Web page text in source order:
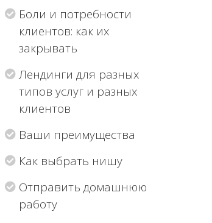
Боли и потребности
клиентов: как их
закрывать
Лендинги для разных
типов услуг и разных
клиентов
Ваши преимущества
Как выбрать нишу
Отправить домашнюю
работу